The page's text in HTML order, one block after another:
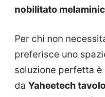
nobilitato
Per chi non
preferisce uno
soluzione perfetta
da Yaheetech